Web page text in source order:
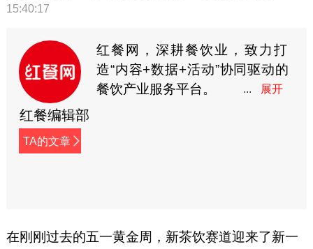
15:40:17
红餐编辑部
TA的文章
红餐网，深耕餐饮业，致力打
造“内容+数据+活动”协同驱动的
餐饮产业服务平台。
在刚刚过去的五一黄金周，新茶饮赛道迎来了新一